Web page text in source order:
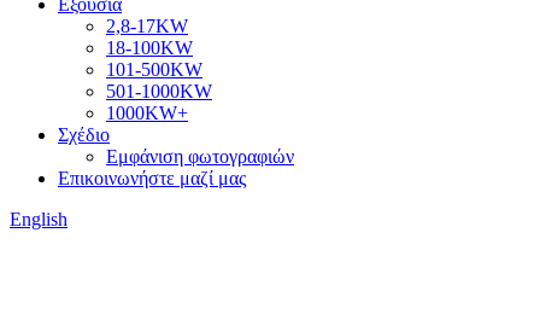
Εξουσία
2,8-17KW
18-100KW
101-500KW
501-1000KW
1000KW+
Σχέδιο
Εμφάνιση φωτογραφιών
Επικοινωνήστε μαζί μας
English